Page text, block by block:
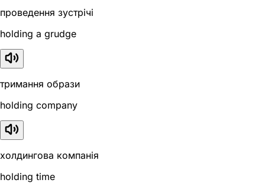
проведення зустрічі
holding a grudge
тримання образи
holding company
холдингова компанія
holding time